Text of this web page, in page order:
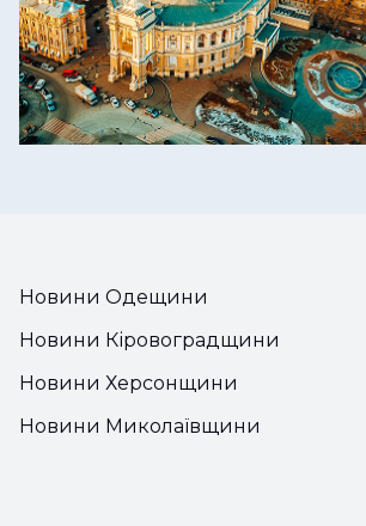
Новини Одещини
Новини Кіровоградщини
Новини Херсонщини
Новини Миколаївщини